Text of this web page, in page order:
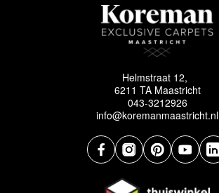
Helmstraat 12,
6211 TA Maastricht
043-3212926
info@koremanmaastricht.nl